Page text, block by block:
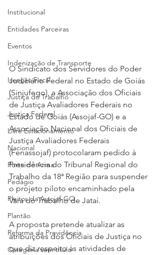
Institucional
Entidades Parceiras
Eventos
Indenização de Transporte
Isenção Fiscal
Justiça do Trabalho
Justiça Federal
Livre Estacionamento
Nacional
Porte de Arma
Pedágio
Pleitos da Assojaf-GO
Plantão
Reforma da Previdência
Categoria sem título
O Sindicato dos Servidores do Poder
Judiciário Federal no Estado de Goiás
(Sinjufego), a Associação dos Oficiais
de Justiça Avaliadores Federais no
Estado de Goiás (Assojaf-GO) e a
Associação Nacional dos Oficiais de
Justiça Avaliadores Federais
(Fenassojaf) protocolaram pedido à
Presidência do Tribunal Regional do
Trabalho da 18ª Região para suspender
o projeto piloto encaminhado pela
Vara do Trabalho de Jataí.
A proposta pretende atualizar as
atribuições dos Oficiais de Justiça no
que diz respeito às atividades de